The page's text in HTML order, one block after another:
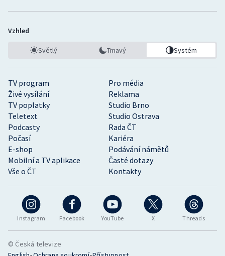
Instagram Facebook YouTube X Threads
TV program
Pro média
Živé vysílání
Reklama
TV poplatky
Studio Brno
Teletext
Studio Ostrava
Podcasty
Rada ČT
Počasí
Kariéra
E-shop
Podávání námětů
Mobilní a TV aplikace
Časté dotazy
Vše o ČT
Kontakty
Vzhled
Světlý Tmavý Systém
© Česká televize